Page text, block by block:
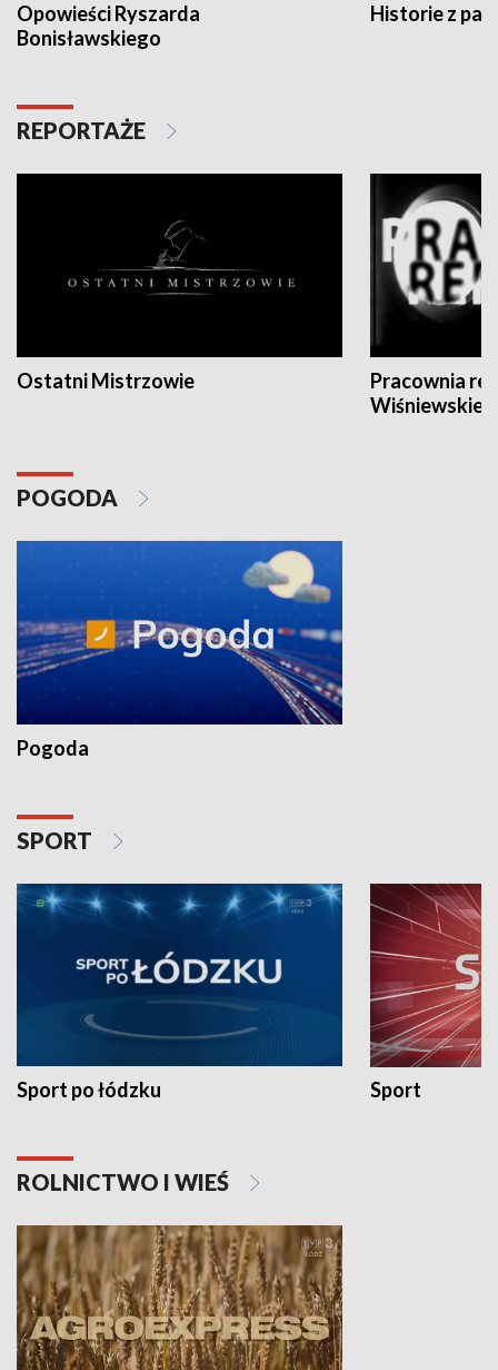
Opowieści Ryszarda
Bonisławskiego
Historie z
REPORTAŻE
Ostatni Mistrzowie
Pracownia
POGODA
Pogoda
SPORT
Sport po łódzku Sport
ROLNICTWO I WIEŚ